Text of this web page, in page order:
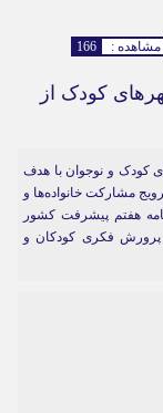
مشاهده : 166
کودک از
کودک و نوجوان با هدف
مشارکت خانواده‌ها و
هفتم پیشرفت کشور
پرورش فکری کودکان و